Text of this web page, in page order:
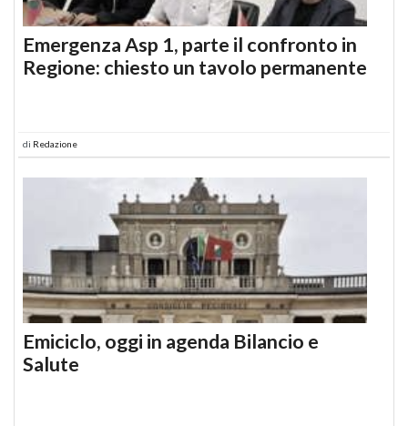
Emergenza Asp 1, parte il confronto in
Regione: chiesto un tavolo permanente
di Redazione
Emiciclo, oggi in agenda Bilancio e
Salute